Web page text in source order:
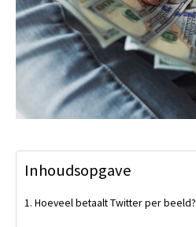
Inhoudsopgave
Hoeveel betaalt Twitter per beeld?